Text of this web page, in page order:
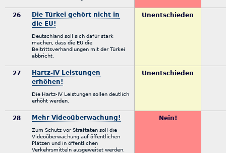
26
Die Türkei gehört nicht in
die EU!
Deutschland soll sich dafür stark
machen, dass die EU die
Beitrittsverhandlungen mit der Türkei
abbricht.
Unentschieden
27
Hartz-IV Leistungen
erhöhen!
Die Hartz-IV Leistungen sollen deutlich
erhöht werden.
Unentschieden
28 Mehr Videoüberwachung!
Zum Schutz vor Straftaten soll die
Videoüberwachung auf öffentlichen
Plätzen und in öffentlichen
Verkehrsmitteln ausgeweitet werden.
Nein!